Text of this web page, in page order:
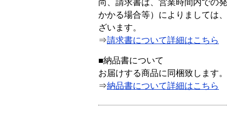
尚、請求書は、営業時間内での
かかる場合等）によりましては
ざいます。
⇒請求書について詳細はこちら
■納品書について
お届けする商品に同梱致します。
⇒納品書について詳細はこちら